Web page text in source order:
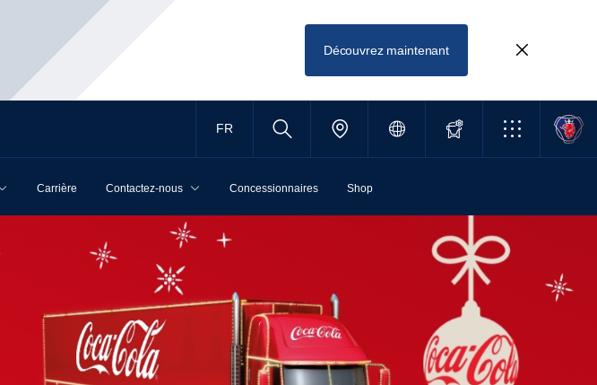
Découvrez maintenant
FR
Carrière Contactez-nous Concessionnaires Shop